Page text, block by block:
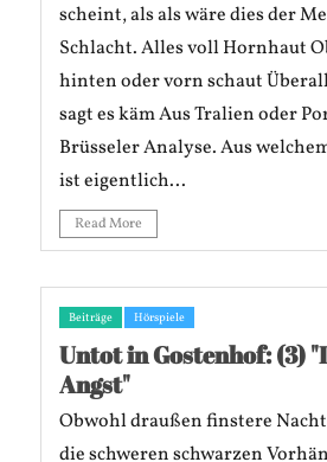
scheint, als als wäre dies der
Schlacht. Alles voll Hornhaut
hinten oder vorn schaut
sagt es käm Aus Tralien oder
Brüsseler Analyse. Aus
ist eigentlich...
Read More
Beiträge Hörspiele
Untot in Gostenhof: (3)
Angst"
Obwohl draußen finstere
die schweren schwarzen